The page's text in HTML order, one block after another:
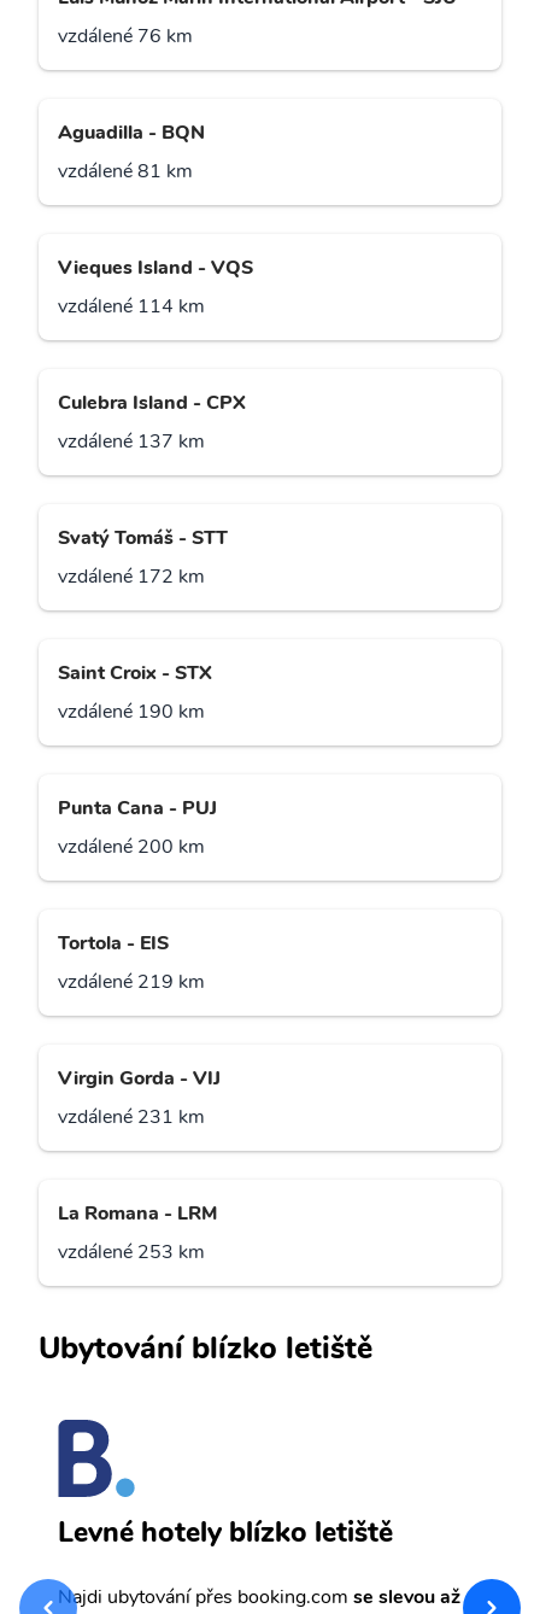
vzdálené 76 km
Aguadilla - BQN
vzdálené 81 km
Vieques Island - VQS
vzdálené 114 km
Culebra Island - CPX
vzdálené 137 km
Svatý Tomáš - STT
vzdálené 172 km
Saint Croix - STX
vzdálené 190 km
Punta Cana - PUJ
vzdálené 200 km
Tortola - EIS
vzdálené 219 km
Virgin Gorda - VIJ
vzdálené 231 km
La Romana - LRM
vzdálené 253 km
Ubytování blízko letiště
Levné hotely blízko letiště
Najdi ubytování přes booking.com se slevou až